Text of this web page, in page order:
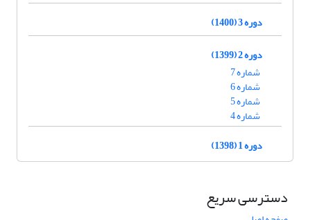
دوره 3 (1400)
دوره 2 (1399)
شماره 7
شماره 6
شماره 5
شماره 4
دوره 1 (1398)
دسترسی سریع